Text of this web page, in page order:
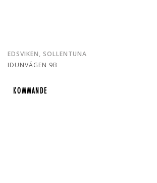
EDSVIKEN, SOLLENTUNA
IDUNVÄGEN 9B
KOMMANDE
KOMMANDE